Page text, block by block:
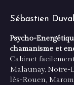
Sébastien
Psycho-
chamanisme et
Cabinet
Malaunay, Notre-
lès-Rouen,